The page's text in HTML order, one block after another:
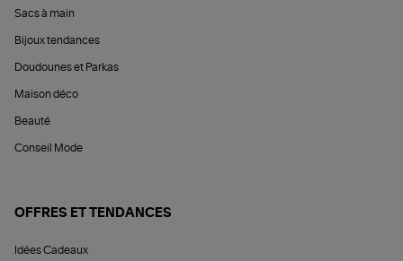
Sacs à main
Bijoux tendances
Doudounes et Parkas
Maison déco
Beauté
Conseil Mode
OFFRES ET TENDANCES
Idées Cadeaux